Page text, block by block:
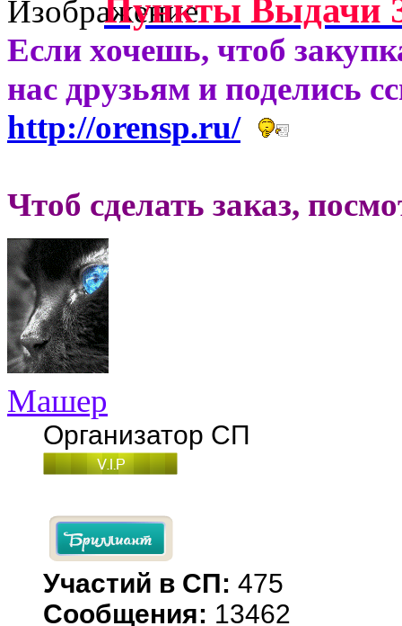
Пункты Выдачи
Если хочешь, чтоб
нас друзьям и поделись
http://orensp.ru/
Чтоб сделать заказ,
Машер
Организатор СП
Участий в СП: 475
Сообщения: 13462